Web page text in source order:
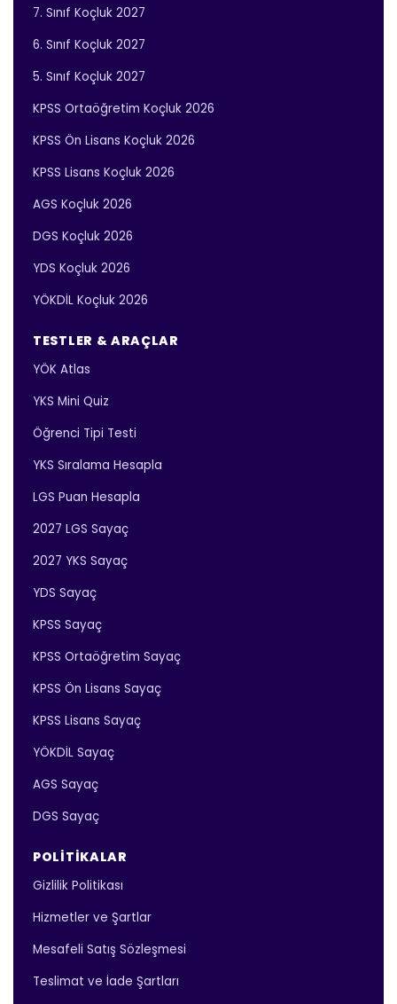
7. Sınıf Koçluk 2027
6. Sınıf Koçluk 2027
5. Sınıf Koçluk 2027
KPSS Ortaöğretim Koçluk 2026
KPSS Ön Lisans Koçluk 2026
KPSS Lisans Koçluk 2026
AGS Koçluk 2026
DGS Koçluk 2026
YDS Koçluk 2026
YÖKDİL Koçluk 2026
TESTLER & ARAÇLAR
YÖK Atlas
YKS Mini Quiz
Öğrenci Tipi Testi
YKS Sıralama Hesapla
LGS Puan Hesapla
2027 LGS Sayaç
2027 YKS Sayaç
YDS Sayaç
KPSS Sayaç
KPSS Ortaöğretim Sayaç
KPSS Ön Lisans Sayaç
KPSS Lisans Sayaç
YÖKDİL Sayaç
AGS Sayaç
DGS Sayaç
POLITIKALAR
Gizlilik Politikası
Hizmetler ve Şartlar
Mesafeli Satış Sözleşmesi
Teslimat ve İade Şartları